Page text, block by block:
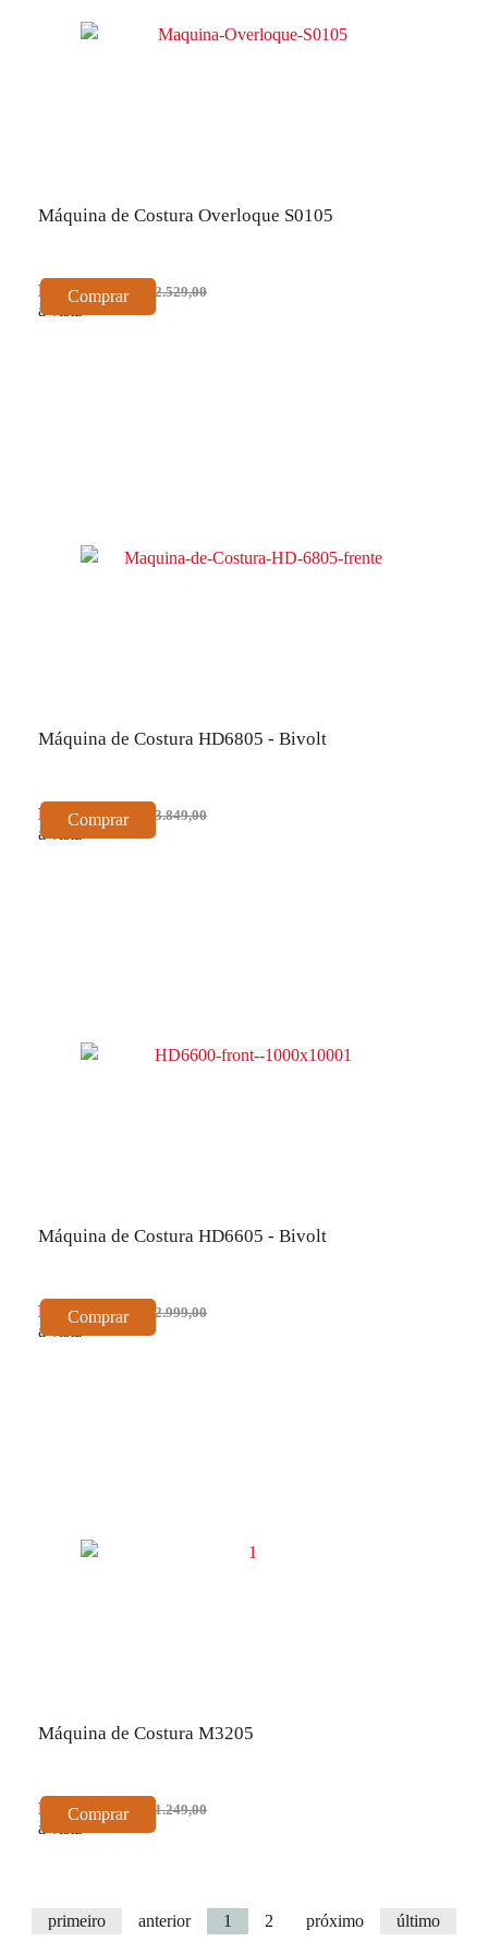
Máquina de Costura Overloque S0105
R$ 2.276,10 R$ 2.529,00
à vista
Comprar
Máquina de Costura HD6805 - Bivolt
R$ 3.464,10 R$ 3.849,00
à vista
Comprar
Máquina de Costura HD6605 - Bivolt
R$ 2.699,10 R$ 2.999,00
à vista
Comprar
Máquina de Costura M3205
R$ 1.124,10 R$ 1.249,00
à vista
Comprar
primeiro anterior 1 2 próximo último